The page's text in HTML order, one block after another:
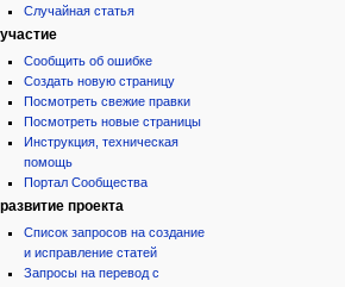
Случайная статья
участие
Сообщить об ошибке
Создать новую страницу
Посмотреть свежие правки
Посмотреть новые страницы
Инструкция, техническая
помощь
Портал Сообщества
развитие проекта
Список запросов на создание
и исправление статей
Запросы на перевод с